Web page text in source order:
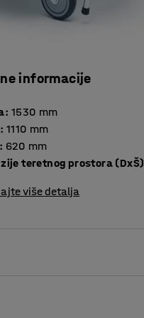
informacije
: 1530 mm
: 1110 mm
: 620 mm
teretnog prostora (DxŠ)
više detalja